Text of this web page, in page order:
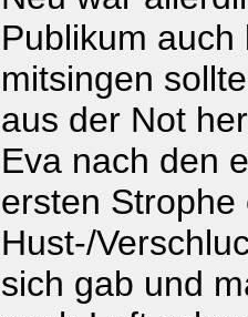
Publikum
mitsingen
aus der Not
Eva nach den
ersten Strophe
Hust-/
sich gab und